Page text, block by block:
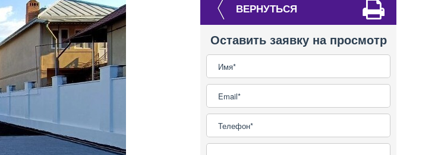
ВЕРНУТЬСЯ
Оставить заявку на просмотр